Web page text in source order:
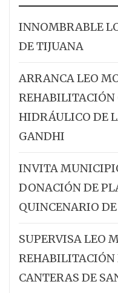
INNOMBRABLE
DE TIJUANA
ARRANCA LEO
REHABILITACIÓN
HIDRÁULICO DE
GANDHI
INVITA
DONACIÓN DE
QUINCENARIO
SUPERVISA LEO
REHABILITACIÓN
CANTERAS DE